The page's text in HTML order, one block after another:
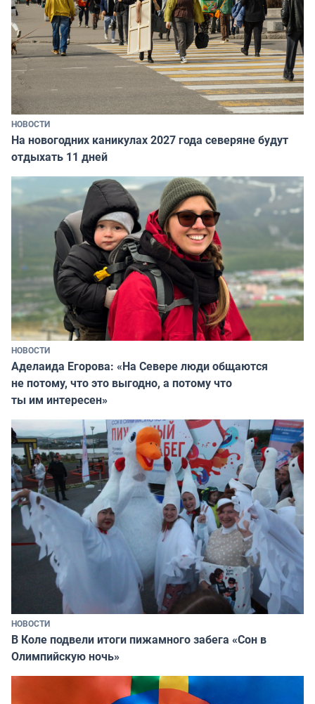
НОВОСТИ
На новогодних каникулах 2027 года северяне будут
отдыхать 11 дней
НОВОСТИ
Аделаида Егорова: «На Севере люди общаются
не потому, что это выгодно, а потому что
ты им интересен»
НОВОСТИ
В Коле подвели итоги пижамного забега «Сон в
Олимпийскую ночь»